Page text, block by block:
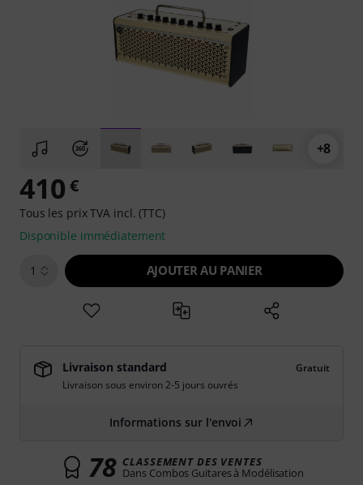
+8
410 €
Tous les prix TVA incl. (TTC)
Disponible immédiatement
1 AJOUTER AU PANIER
Livraison standard
Gratuit
Livraison sous environ 2-5 jours ouvrés
Informations sur l'envoi
78 CLASSEMENT DES VENTES
Dans Combos Guitares à Modélisation